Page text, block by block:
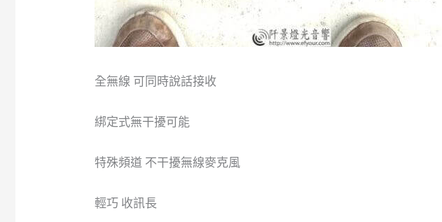
全無線 可同時說話接收
綁定式無干擾可能
特殊頻道 不干擾無線麥克風
輕巧 收訊長